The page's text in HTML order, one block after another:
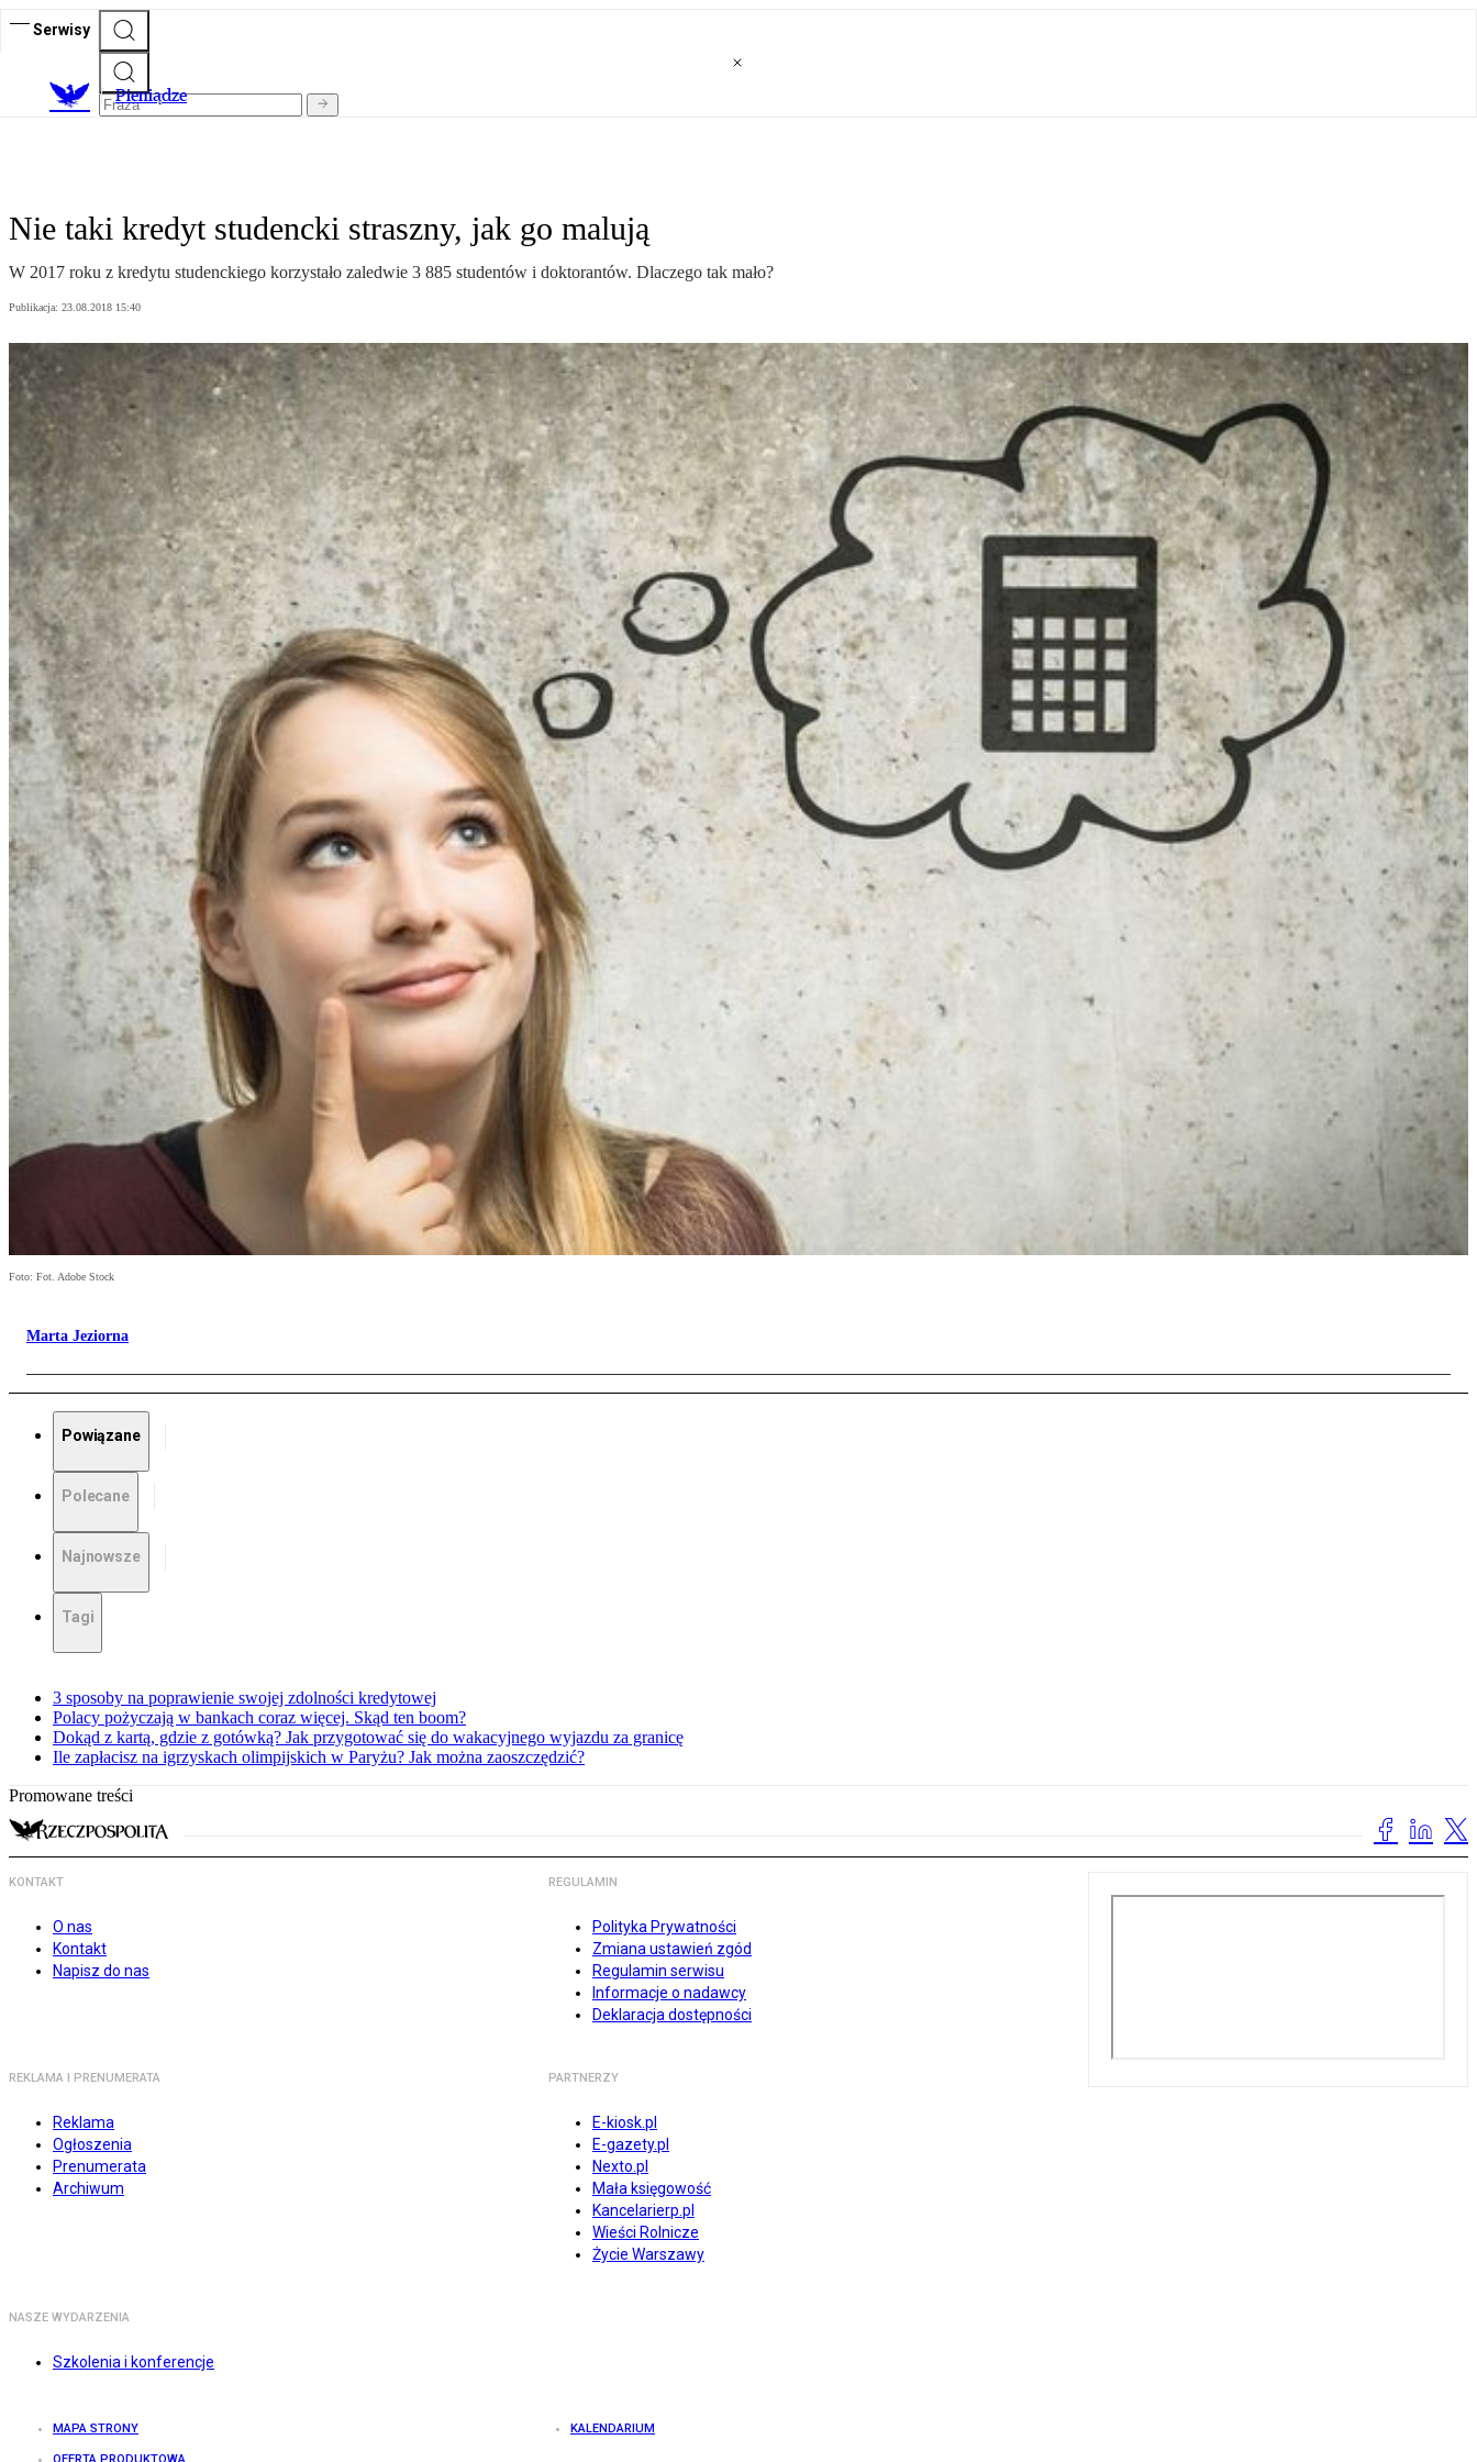
Serwisy
Pieniądze
Nie taki kredyt studencki straszny, jak go malują
W 2017 roku z kredytu studenckiego korzystało zaledwie 3 885 studentów i doktorantów. Dlaczego tak mało?
Publikacja: 23.08.2018 15:40
Foto: Fot. Adobe Stock
Marta Jeziorna
Powiązane
Polecane
Najnowsze
Tagi
3 sposoby na poprawienie swojej zdolności kredytowej
Polacy pożyczają w bankach coraz więcej. Skąd ten boom?
Dokąd z kartą, gdzie z gotówką? Jak przygotować się do wakacyjnego wyjazdu za granicę
Ile zapłacisz na igrzyskach olimpijskich w Paryżu? Jak można zaoszczędzić?
Promowane treści
KONTAKT
O nas
Kontakt
Napisz do nas
REGULAMIN
Polityka Prywatności
Zmiana ustawień zgód
Regulamin serwisu
Informacje o nadawcy
Deklaracja dostępności
REKLAMA I PRENUMERATA
Reklama
Ogłoszenia
Prenumerata
Archiwum
PARTNERZY
E-kiosk.pl
E-gazety.pl
Nexto.pl
Mała księgowość
Kancelarierp.pl
Wieści Rolnicze
Życie Warszawy
NASZE WYDARZENIA
Szkolenia i konferencje
MAPA STRONY KALENDARIUM